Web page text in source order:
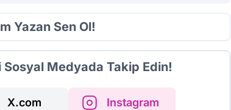
Yazan Sen Ol!
Medyada Takip Edin!
X.com Instagram